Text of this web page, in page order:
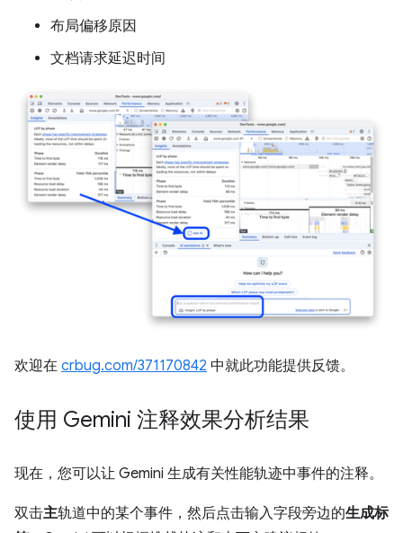
布局偏移原因
文档请求延迟时间
欢迎在 crbug.com/371170842 中就此功能提供反馈。
使用 Gemini 注释效果分析结果
现在，您可以让 Gemini 生成有关性能轨迹中事件的注释。
双击主轨道中的某个事件，然后点击输入字段旁边的生成标